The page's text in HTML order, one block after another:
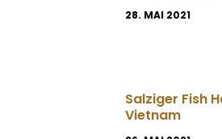
28. MAI 2021
Salziger Fish
Vietnam